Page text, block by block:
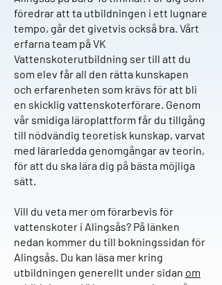
föredrar att ta utbildningen i ett lugnare
tempo, går det givetvis också bra. Vårt
erfarna team på VK
Vattenskoterutbildning ser till att du
som elev får all den rätta kunskapen
och erfarenheten som krävs för att bli
en skicklig vattenskoterförare. Genom
vår smidiga läroplattform får du tillgång
till nödvändig teoretisk kunskap, varvat
med lärarledda genomgångar av teorin,
för att du ska lära dig på bästa möjliga
sätt.
Vill du veta mer om förarbevis för
vattenskoter i Alingsås? På länken
nedan kommer du till bokningssidan för
Alingsås. Du kan läsa mer kring
utbildningen generellt under sidan om